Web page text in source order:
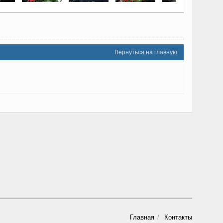
Вернуться на главную
Главная Контакты